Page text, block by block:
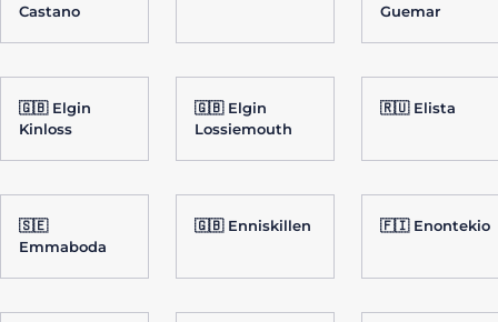
Castano
Guemar
🇬🇧 Elgin
Kinloss
🇬🇧 Elgin
Lossiemouth
🇷🇺 Elista
🇸🇪
Emmaboda
🇬🇧 Enniskillen 🇫🇮 Enontekio